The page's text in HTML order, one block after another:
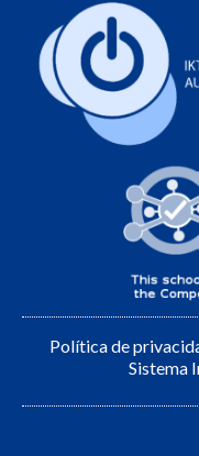
Política de
Sistema